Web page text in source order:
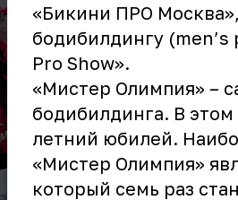
«Бикини ПРО
бодибилдингу
Pro Show».
«Мистер Олимпия» –
бодибилдинга. В этом
летний юбилей.
«Мистер Олимпия»
который семь раз